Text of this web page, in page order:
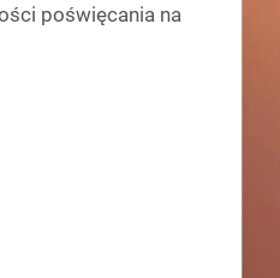
poświęcania na